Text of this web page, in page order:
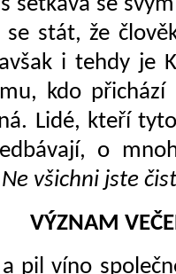
setkává se
stát, že
i tehdy je
kdo
Lidé, kteří
o
všichni jste
VÝZNAM
pil víno